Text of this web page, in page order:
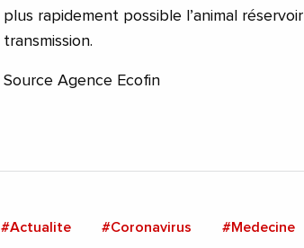
plus rapidement possible l’animal
transmission.
Source Agence Ecofin
#Actualite #Coronavirus #Medecine